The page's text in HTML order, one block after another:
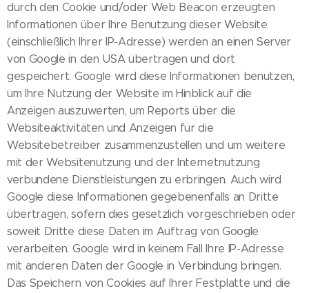
durch den Cookie und/oder Web Beacon erzeugten
Informationen über Ihre Benutzung dieser Website
(einschließlich Ihrer IP-Adresse) werden an einen Server
von Google in den USA übertragen und dort
gespeichert. Google wird diese Informationen benutzen,
um Ihre Nutzung der Website im Hinblick auf die
Anzeigen auszuwerten, um Reports über die
Websiteaktivitäten und Anzeigen für die
Websitebetreiber zusammenzustellen und um weitere
mit der Websitenutzung und der Internetnutzung
verbundene Dienstleistungen zu erbringen. Auch wird
Google diese Informationen gegebenenfalls an Dritte
übertragen, sofern dies gesetzlich vorgeschrieben oder
soweit Dritte diese Daten im Auftrag von Google
verarbeiten. Google wird in keinem Fall Ihre IP-Adresse
mit anderen Daten der Google in Verbindung bringen.
Das Speichern von Cookies auf Ihrer Festplatte und die